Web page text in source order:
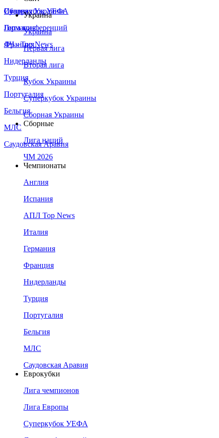
Сборная Украины
Италия
Германия
Франция
Нидерланды
Турция
Португалия
Бельгия
МЛС
Саудовская Аравия
Суперкубок УЕФА
Лига конференций
ЛЧ - Top News
Украина
Украина
Первая лига
Вторая лига
Кубок Украины
Суперкубок Украины
Сборная Украины
Сборные
Лига наций
ЧМ 2026
Чемпионаты
Англия
Испания
АПЛ Top News
Италия
Германия
Франция
Нидерланды
Турция
Португалия
Бельгия
МЛС
Саудовская Аравия
Еврокубки
Лига чемпионов
Лига Европы
Суперкубок УЕФА